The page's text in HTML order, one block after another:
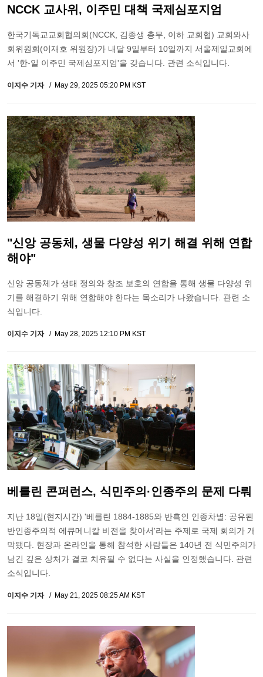
NCCK 교사위, 이주민 대책 국제심포지엄
한국기독교교회협의회(NCCK, 김종생 총무, 이하 교회협) 교회와사
회위원회(이재호 위원장)가 내달 9일부터 10일까지 서울제일교회에
서 '한-일 이주민 국제심포지엄'을 갖습니다. 관련 소식입니다.
이지수 기자 May 29, 2025 05:20 PM KST
"신앙 공동체, 생물 다양성 위기 해결 위해 연합
해야"
신앙 공동체가 생태 정의와 창조 보호의 연합을 통해 생물 다양성 위
기를 해결하기 위해 연합해야 한다는 목소리가 나왔습니다. 관련 소
식입니다.
이지수 기자 May 28, 2025 12:10 PM KST
베를린 콘퍼런스, 식민주의·인종주의 문제 다뤄
지난 18일(현지시간) '베를린 1884-1885와 반흑인 인종차별: 공유된
반인종주의적 에큐메니칼 비전을 찾아서'라는 주제로 국제 회의가 개
막됐다. 현장과 온라인을 통해 참석한 사람들은 140년 전 식민주의가
남긴 깊은 상처가 결코 치유될 수 없다는 사실을 인정했습니다. 관련
소식입니다.
이지수 기자 May 21, 2025 08:25 AM KST